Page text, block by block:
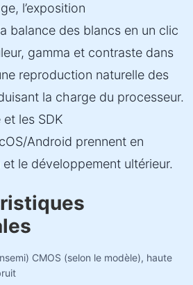
l’exposition
balance des blancs en un clic
gamma et contraste dans
reproduction naturelle des
la charge du processeur.
les SDK
Android prennent en
et le développement ultérieur.
CMOS (selon le modèle), haute